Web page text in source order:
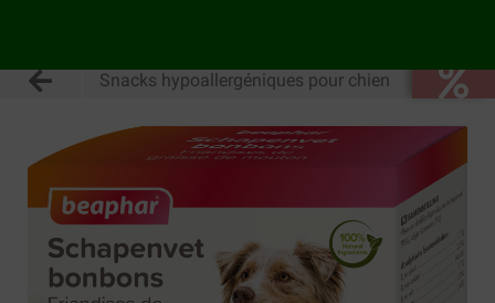
Snacks hypoallergéniques pour chien